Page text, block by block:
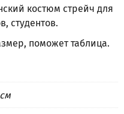
костюм стрейч для
студентов.
поможеттаблица.